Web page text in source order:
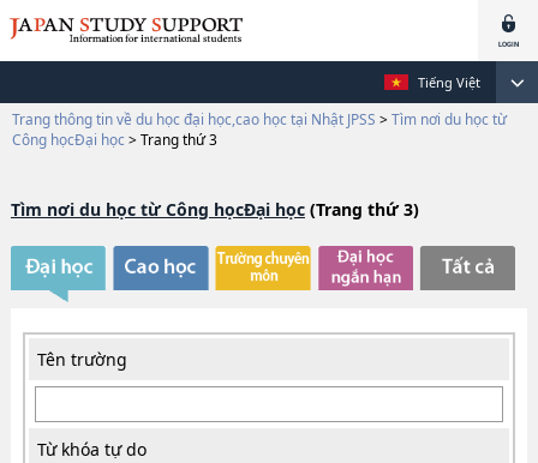
Tiếng Việt
Trang thông tin về du học đại học,cao học tại Nhật JPSS > Tìm nơi du học từ
Công họcĐại học > Trang thứ 3
Tìm nơi du học từ Công họcĐại học(Trang thứ 3)
Tên trường
Từ khóa tự do